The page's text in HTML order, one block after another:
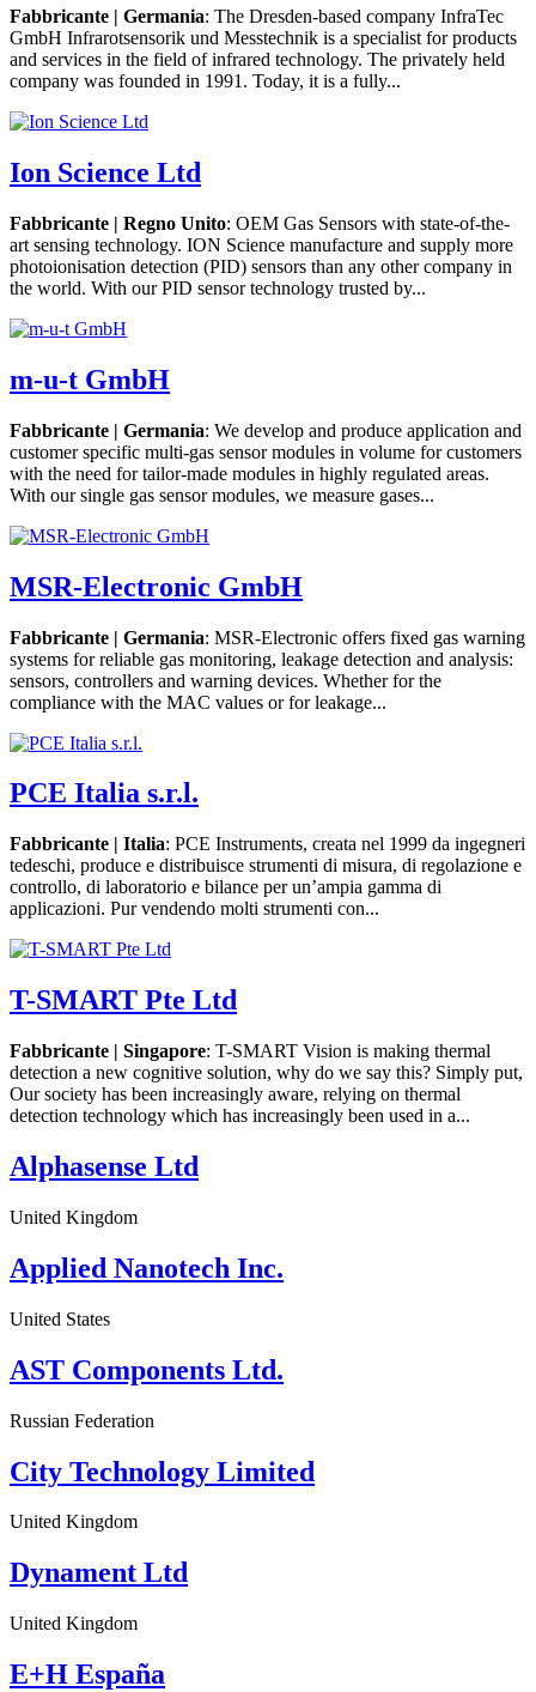
Fabbricante | Germania: The Dresden-based company InfraTec
GmbH Infrarotsensorik und Messtechnik is a specialist for products
and services in the field of infrared technology. The privately held
company was founded in 1991. Today, it is a fully...
Ion Science Ltd
Fabbricante | Regno Unito: OEM Gas Sensors with state-of-the-
art sensing technology. ION Science manufacture and supply more
photoionisation detection (PID) sensors than any other company in
the world. With our PID sensor technology trusted by...
m-u-t GmbH
Fabbricante | Germania: We develop and produce application and
customer specific multi-gas sensor modules in volume for customers
with the need for tailor-made modules in highly regulated areas.
With our single gas sensor modules, we measure gases...
MSR-Electronic GmbH
Fabbricante | Germania: MSR-Electronic offers fixed gas warning
systems for reliable gas monitoring, leakage detection and analysis:
sensors, controllers and warning devices. Whether for the
compliance with the MAC values or for leakage...
PCE Italia s.r.l.
Fabbricante | Italia: PCE Instruments, creata nel 1999 da ingegneri
tedeschi, produce e distribuisce strumenti di misura, di regolazione e
controllo, di laboratorio e bilance per un’ampia gamma di
applicazioni. Pur vendendo molti strumenti con...
T-SMART Pte Ltd
Fabbricante | Singapore: T-SMART Vision is making thermal
detection a new cognitive solution, why do we say this? Simply put,
Our society has been increasingly aware, relying on thermal
detection technology which has increasingly been used in a...
Alphasense Ltd
United Kingdom
Applied Nanotech Inc.
United States
AST Components Ltd.
Russian Federation
City Technology Limited
United Kingdom
Dynament Ltd
United Kingdom
E+H España